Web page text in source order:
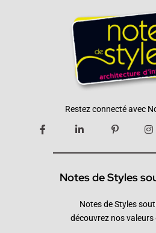
Restez connecté avec
Notes de Styles
Notes de Styles
découvrez nos valeurs